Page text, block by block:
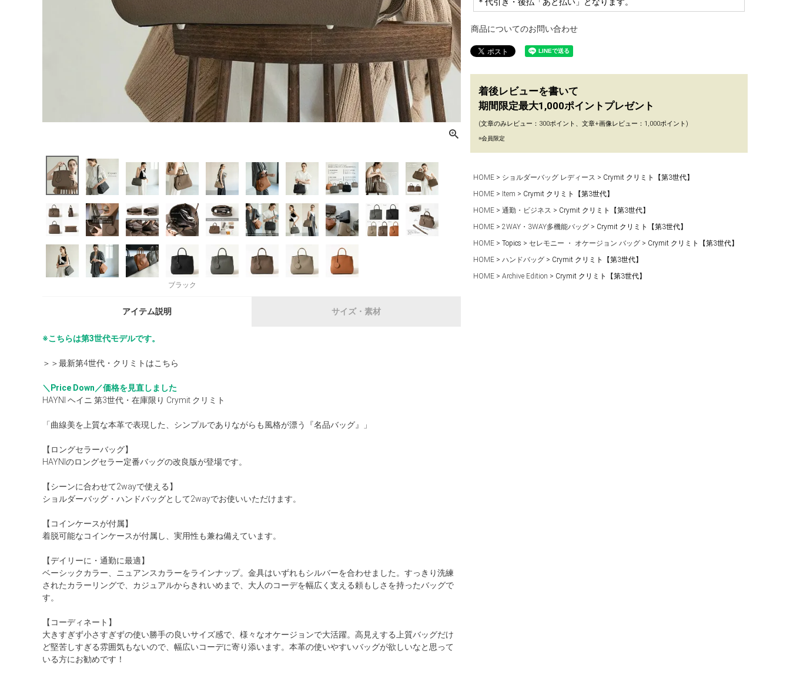
ブラック
アイテム説明 サイズ・素材
※こちらは第3世代モデルです。
＞＞最新第4世代・クリミトはこちら
＼Price Down／価格を見直しました
HAYNI ヘイニ 第3世代・在庫限り Crymit クリミト
「曲線美を上質な本革で表現した、シンプルでありながらも風格が漂う『名品バッグ』」
【ロングセラーバッグ】
HAYNIのロングセラー定番バッグの改良版が登場です。
【シーンに合わせて2wayで使える】
ショルダーバッグ・ハンドバッグとして2wayでお使いいただけます。
【コインケースが付属】
着脱可能なコインケースが付属し、実用性も兼ね備えています。
【デイリーに・通勤に最適】
ベーシックカラー、ニュアンスカラーをラインナップ。金具はいずれもシルバーを合わせました。すっきり洗練
されたカラーリングで、カジュアルからきれいめまで、大人のコーデを幅広く支える頼もしさを持ったバッグで
す。
【コーディネート】
大きすぎず小さすぎずの使い勝手の良いサイズ感で、様々なオケージョンで大活躍。高見えする上質バッグだけ
ど堅苦しすぎる雰囲気もないので、幅広いコーデに寄り添います。本革の使いやすいバッグが欲しいなと思って
いる方にお勧めです！
＊代引き・後払「あと払い」となります。
商品についてのお問い合わせ
着後レビューを書いて
期間限定最大1,000ポイントプレゼント
(文章のみレビュー：300ポイント、文章+画像レビュー：1,000ポイント)
※会員限定
HOME ショルダーバッグ レディース
Crymit クリミト【第3世代】
HOME
Item
Crymit クリミト【第3世代】
HOME
通勤・ビジネス
Crymit クリミト【第3世代】
HOME
2WAY・3WAY多機能バッグ
Crymit クリミト【第3世代】
HOME
Topics セレモニー ・ オケージョン バッグ
Crymit クリミト【第3世代】
HOME
ハンドバッグ
Crymit クリミト【第3世代】
HOME
Archive Edition Crymit クリミト【第3世代】